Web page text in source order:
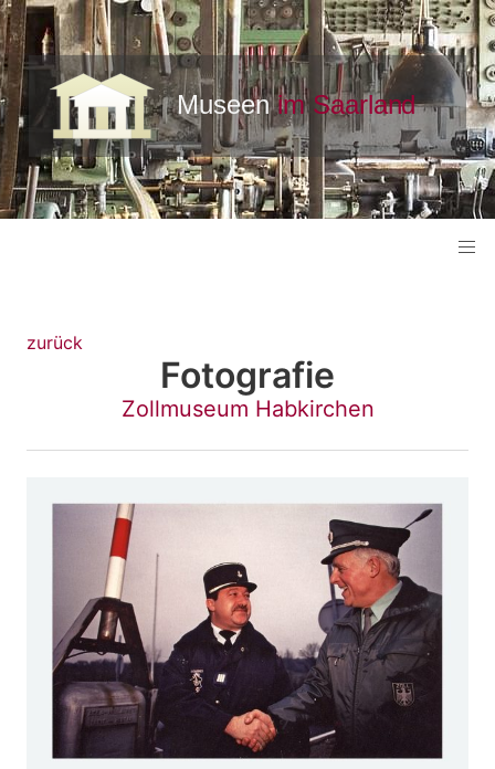
zurück
Fotografie
Zollmuseum Habkirchen